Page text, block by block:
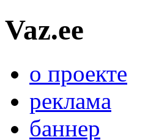
Vaz.ee
о проекте
реклама
баннер